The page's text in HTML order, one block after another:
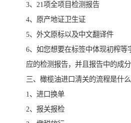
3、21项全项目检测报告
4、原产地证卫生证
5、外文原标以及中文翻译件
6、如您想要在标签中体现初榨等
应的检测报告，并且报告中的成
三、橄榄油进口清关的流程是什么
1、进口换单
2、报关报检